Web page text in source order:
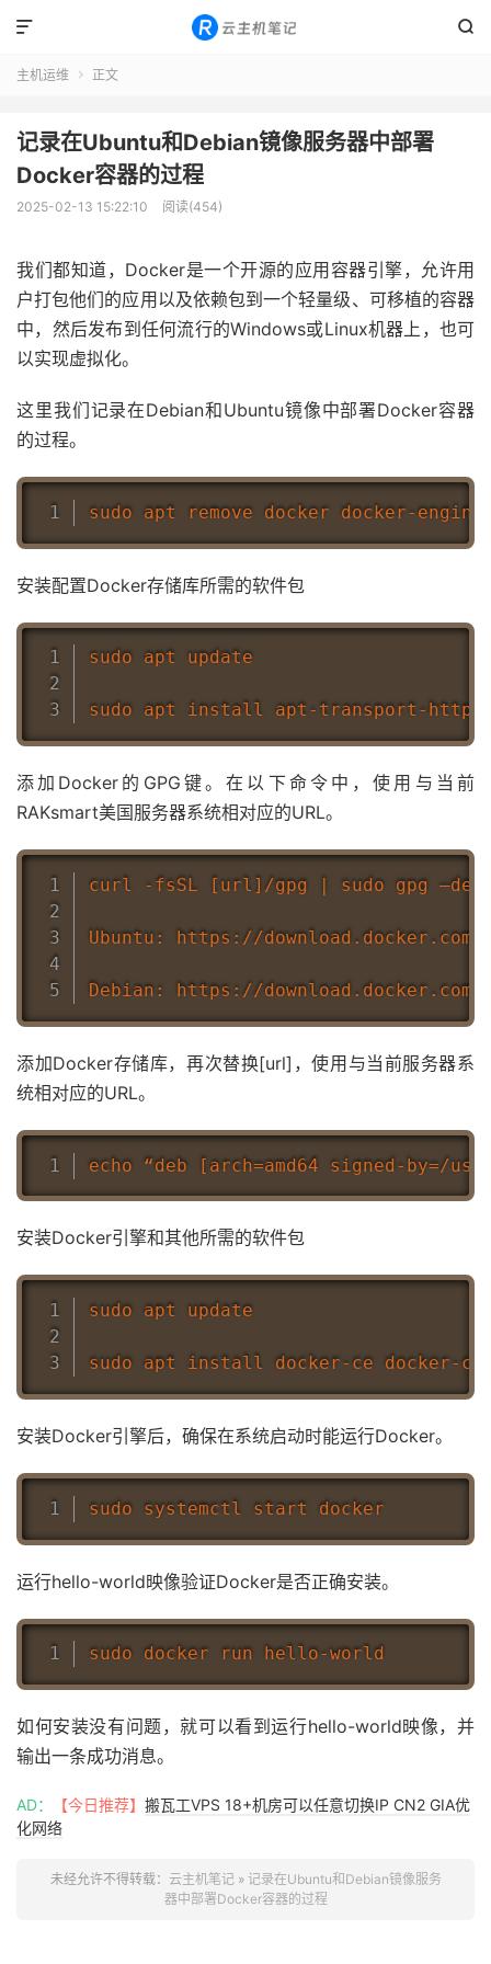


主机运维  正文
记录在Ubuntu和Debian镜像服务器中部署
Docker容器的过程
2025-02-13 15:22:10 阅读(454)
我们都知道，Docker是一个开源的应用容器引擎，允许用
户打包他们的应用以及依赖包到一个轻量级、可移植的容器
中，然后发布到任何流行的Windows或Linux机器上，也可
以实现虚拟化。
这里我们记录在Debian和Ubuntu镜像中部署Docker容器
的过程。
安装配置Docker存储库所需的软件包
sudo apt update
添加Docker的GPG键。在以下命令中，使用与当前
RAKsmart美国服务器系统相对应的URL。
curl -fsSL [url]/gpg | sudo gpg
Ubuntu: https://
添加Docker存储库，再次替换[url]，使用与当前服务器系
统相对应的URL。
安装Docker引擎和其他所需的软件包
sudo apt update
安装Docker引擎后，确保在系统启动时能运行Docker。
运行hello-world映像验证Docker是否正确安装。
如何安装没有问题，就可以看到运行hello-world映像，并
输出一条成功消息。
AD： 【今日推荐】 搬瓦工VPS 18+机房可以任意切换IP CN2 GIA优
化网络
未经允许不得转载： 云主机笔记» 记录在Ubuntu和Debian镜像服务
器中部署Docker容器的过程